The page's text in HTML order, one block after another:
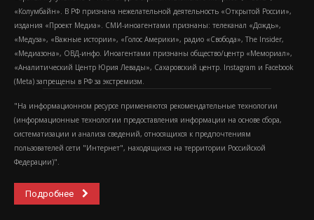
«Колумбайн». В РФ признана нежелательной деятельность «Открытой России»,
издания «Проект Медиа». СМИ-иноагентами признаны: телеканал «Дождь»,
«Медуза», «Важные истории», «Голос Америки», радио «Свобода», The Insider,
«Медиазона», ОВД-инфо. Иноагентами признаны общество/центр «Мемориал»,
«Аналитический Центр Юрия Левады», Сахаровский центр. Instagram и Facebook
(Metа) запрещены в РФ за экстремизм.
"На информационном ресурсе применяются рекомендательные технологии
(информационные технологии предоставления информации на основе сбора,
систематизации и анализа сведений, относящихся к предпочтениям
пользователей сети "Интернет", находящихся на территории Российской
Федерации)".
Подробнее